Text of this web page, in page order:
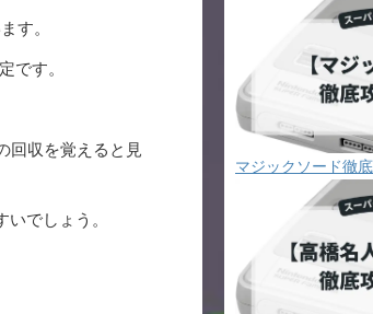
す。
です。
回収を覚えると見
でしょう。
マジックソード徹